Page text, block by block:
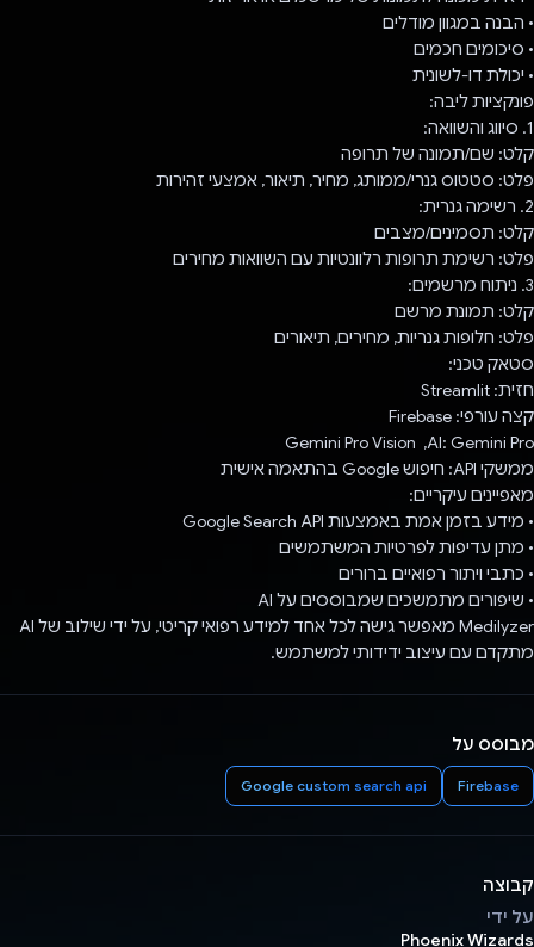
• הבנה במגוון מודלים
• סיכומים חכמים
• יכולת דו-לשונית
פונקציות ליבה:
1. סיווג והשוואה:
קלט: שם/תמונה של תרופה
פלט: סטטוס גנרי/ממותג, מחיר, תיאור, אמצעי זהירות
2. רשימה גנרית:
קלט: תסמינים/מצבים
פלט: רשימת תרופות רלוונטיות עם השוואות מחירים
3. ניתוח מרשמים:
קלט: תמונת מרשם
פלט: חלופות גנריות, מחירים, תיאורים
סטאק טכני:
חזית: Streamlit
קצה עורפי: Firebase
AI: Gemini Pro, ‏ Gemini Pro Vision
ממשקי API: חיפוש Google בהתאמה אישית
מאפיינים עיקריים:
• מידע בזמן אמת באמצעות Google Search API
• מתן עדיפות לפרטיות המשתמשים
• כתבי ויתור רפואיים ברורים
• שיפורים מתמשכים שמבוססים על AI
Medilyzer מאפשר גישה לכל אחד למידע רפואי קריטי, על ידי שילוב של AI
מתקדם עם עיצוב ידידותי למשתמש.
מבוסס על
Firebase
Google custom search api
קבוצה
על ידי
Phoenix Wizards